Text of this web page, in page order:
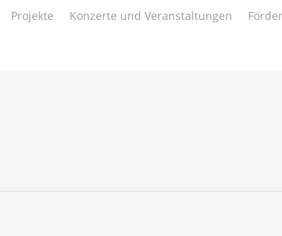
Projekte Konzerte und Veranstaltungen